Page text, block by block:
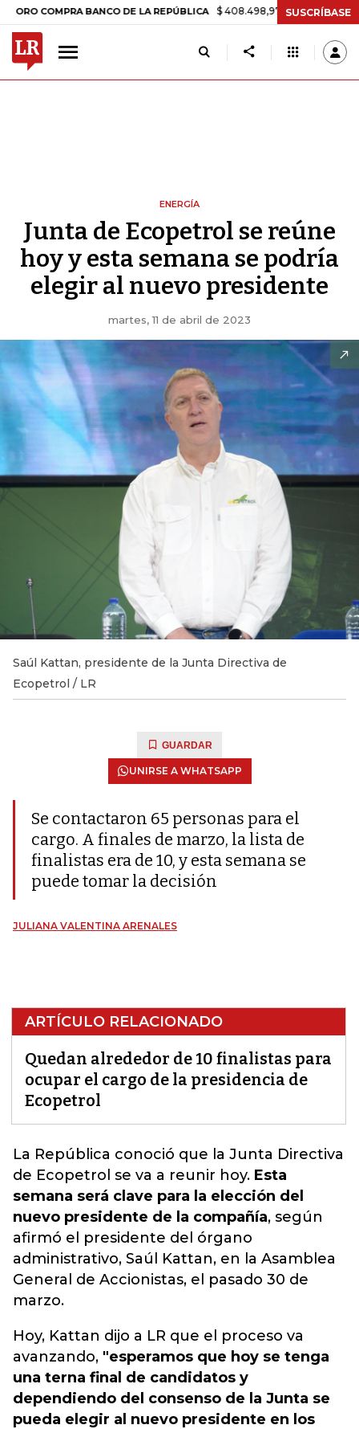
BANCO DE LA REPÚBLICA $ 408.498,97 +$ 8.753,81 +2,19%
SUSCRÍBASE
ENERGÍA
Junta de Ecopetrol se reúne
hoy y esta semana se podría
elegir al nuevo presidente
martes, 11 de abril de 2023
Saúl Kattan, presidente de la Junta Directiva de
Ecopetrol / LR
GUARDAR
UNIRSE A WHATSAPP
Se contactaron 65 personas para el
cargo. A finales de marzo, la lista de
finalistas era de 10, y esta semana se
puede tomar la decisión
JULIANA VALENTINA ARENALES
ARTÍCULO RELACIONADO
Quedan alrededor de 10 finalistas para
ocupar el cargo de la presidencia de
Ecopetrol
La República conoció que la Junta Directiva
de Ecopetrol se va a reunir hoy. Esta
semana será clave para la elección del
nuevo presidente de la compañía, según
afirmó el presidente del órgano
administrativo, Saúl Kattan, en la Asamblea
General de Accionistas, el pasado 30 de
marzo.
Hoy, Kattan dijo a LR que el proceso va
avanzando, "esperamos que hoy se tenga
una terna final de candidatos y
dependiendo del consenso de la Junta se
pueda elegir al nuevo presidente en los